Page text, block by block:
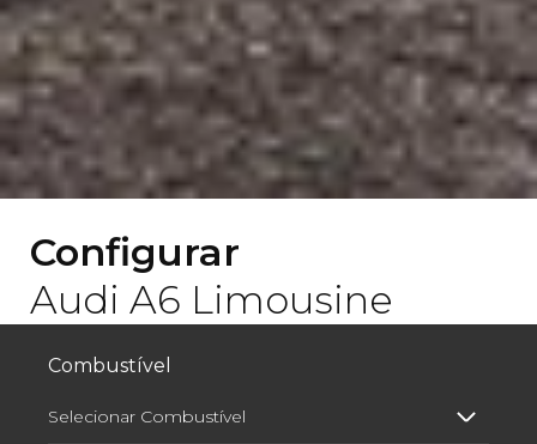
Configurar
Audi A6 Limousine
Combustível
Selecionar Combustível